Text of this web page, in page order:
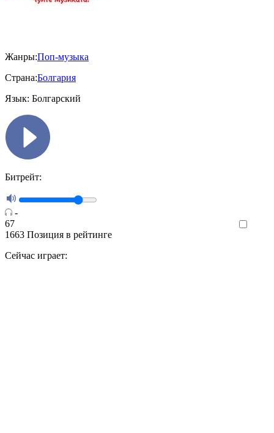
Жанры:Поп-музыка
Страна:Болгария
Язык: Болгарский
Битрейт:
-
67
1663 Позиция в рейтинге
Сейчас играет: